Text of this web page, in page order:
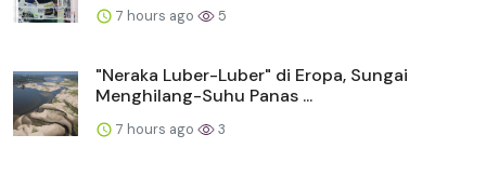
7 hours ago 5
"Neraka Luber-Luber" di Eropa, Sungai
Menghilang-Suhu Panas ...
7 hours ago 3